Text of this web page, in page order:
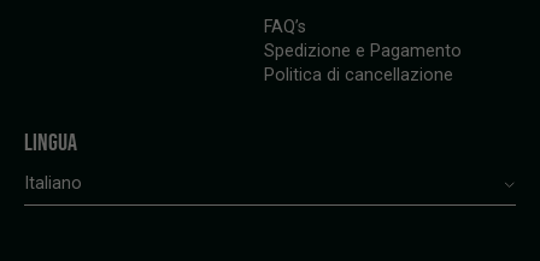
FAQ’s
Spedizione e Pagamento
Politica di cancellazione
LINGUA
Italiano